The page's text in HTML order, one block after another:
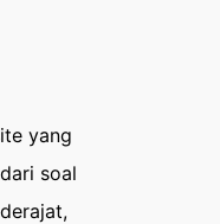
yang
soal